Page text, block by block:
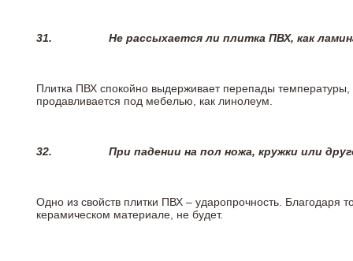
31. Не рассыхается ли плитка ПВХ, как
Плитка ПВХ спокойно выдерживает перепады температуры,
продавливается под мебелью, как линолеум.
32. При падении на пол ножа, кружки или
Одно из свойств плитки ПВХ – ударопрочность. Благодаря
керамическом материале, не будет.